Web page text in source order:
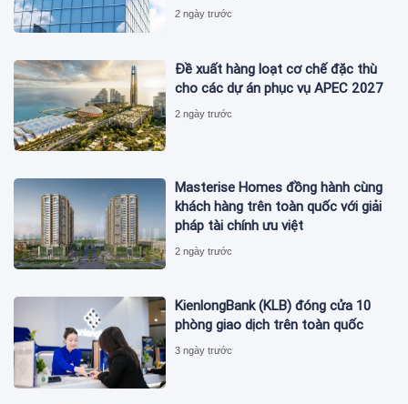
2 ngày trước
Đề xuất hàng loạt cơ chế đặc thù
cho các dự án phục vụ APEC 2027
2 ngày trước
Masterise Homes đồng hành cùng
khách hàng trên toàn quốc với giải
pháp tài chính ưu việt
2 ngày trước
KienlongBank (KLB) đóng cửa 10
phòng giao dịch trên toàn quốc
3 ngày trước